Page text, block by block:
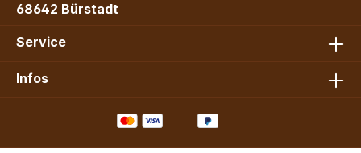
68642 Bürstadt
Service
Infos